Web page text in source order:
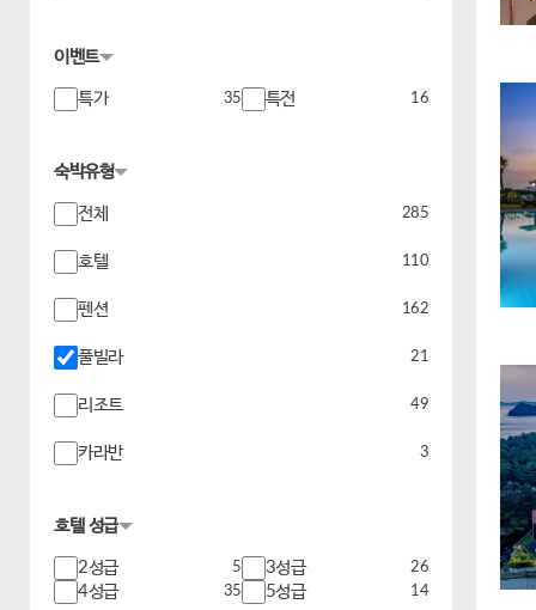
이벤트
특가 35 특전 16
숙박유형
전체 285
호텔 110
펜션 162
풀빌라 21
리조트 49
카라반 3
호텔 성급
2성급 5 3성급 26
4성급 35 5성급 14